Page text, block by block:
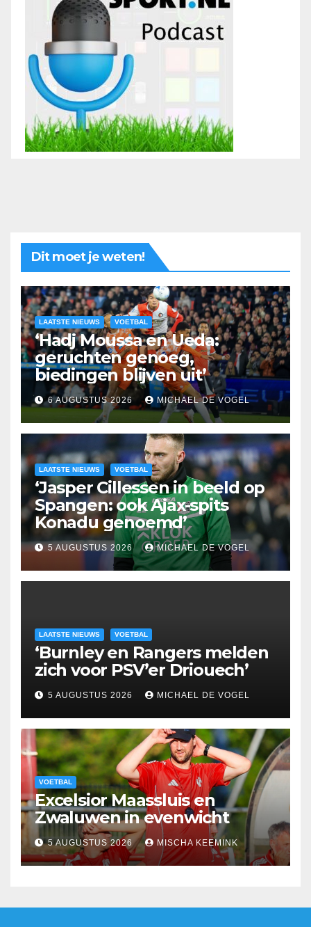
Dit moet je weten!
LAATSTE NIEUWS VOETBAL
‘Hadj Moussa en Ueda:
geruchten genoeg,
biedingen blijven uit’
6 AUGUSTUS 2026 MICHAEL DE VOGEL
LAATSTE NIEUWS VOETBAL
‘Jasper Cillessen in beeld op
Spangen: ook Ajax-spits
Konadu genoemd’
5 AUGUSTUS 2026 MICHAEL DE VOGEL
LAATSTE NIEUWS VOETBAL
‘Burnley en Rangers melden
zich voor PSV’er Driouech’
5 AUGUSTUS 2026 MICHAEL DE VOGEL
VOETBAL
Excelsior Maassluis en
Zwaluwen in evenwicht
5 AUGUSTUS 2026 MISCHA KEEMINK